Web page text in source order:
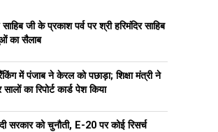
जी के प्रकाश पर्व पर श्री हरिमंदिर साहिब
का सैलाब
में पंजाब ने केरल को पछाड़ा; शिक्षा मंत्री ने
का रिपोर्ट कार्ड पेश किया
सरकार को चुनौती, E-20 पर कोई रिसर्च